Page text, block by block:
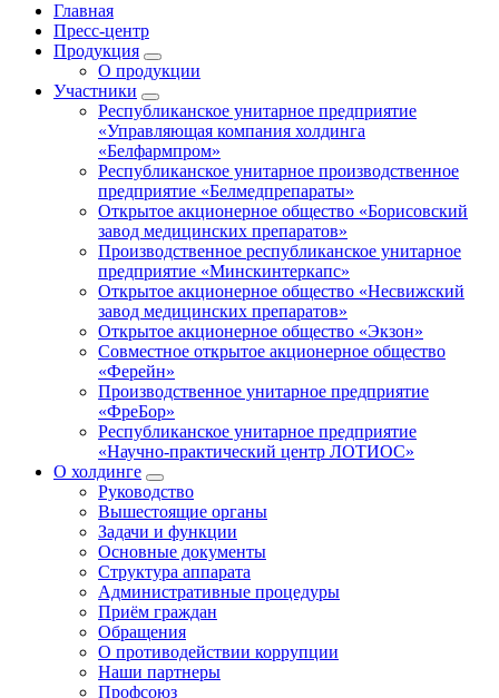
Главная
Пресс-центр
Продукция
О продукции
Участники
Республиканское унитарное предприятие
«Управляющая компания холдинга
«Белфармпром»
Республиканское унитарное производственное
предприятие «Белмедпрепараты»
Открытое акционерное общество «Борисовский
завод медицинских препаратов»
Производственное республиканское унитарное
предприятие «Минскинтеркапс»
Открытое акционерное общество «Несвижский
завод медицинских препаратов»
Открытое акционерное общество «Экзон»
Совместное открытое акционерное общество
«Ферейн»
Производственное унитарное предприятие
«ФреБор»
Республиканское унитарное предприятие
«Научно-практический центр ЛОТИОС»
О холдинге
Руководство
Вышестоящие органы
Задачи и функции
Основные документы
Структура аппарата
Административные процедуры
Приём граждан
Обращения
О противодействии коррупции
Наши партнеры
Профсоюз